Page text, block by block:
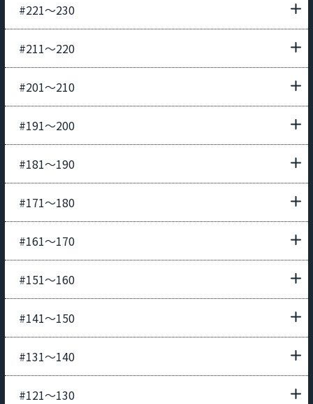
#221〜230
#211〜220
#201〜210
#191〜200
#181〜190
#171〜180
#161〜170
#151〜160
#141〜150
#131〜140
#121〜130